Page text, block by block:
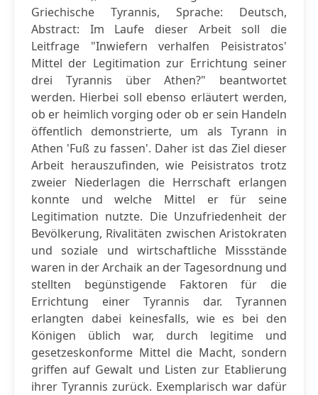
Griechische Tyrannis, Sprache: Deutsch,
Abstract: Im Laufe dieser Arbeit soll die
Leitfrage "Inwiefern verhalfen Peisistratos'
Mittel der Legitimation zur Errichtung seiner
drei Tyrannis über Athen?" beantwortet
werden. Hierbei soll ebenso erläutert werden,
ob er heimlich vorging oder ob er sein Handeln
öffentlich demonstrierte, um als Tyrann in
Athen 'Fuß zu fassen'. Daher ist das Ziel dieser
Arbeit herauszufinden, wie Peisistratos trotz
zweier Niederlagen die Herrschaft erlangen
konnte und welche Mittel er für seine
Legitimation nutzte. Die Unzufriedenheit der
Bevölkerung, Rivalitäten zwischen Aristokraten
und soziale und wirtschaftliche Missstände
waren in der Archaik an der Tagesordnung und
stellten begünstigende Faktoren für die
Errichtung einer Tyrannis dar. Tyrannen
erlangten dabei keinesfalls, wie es bei den
Königen üblich war, durch legitime und
gesetzeskonforme Mittel die Macht, sondern
griffen auf Gewalt und Listen zur Etablierung
ihrer Tyrannis zurück. Exemplarisch war dafür